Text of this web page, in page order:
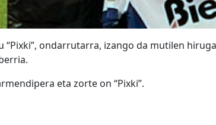
“Pixki”, ondarrutarra, izango da mutilen
eta zorte on “Pixki”.